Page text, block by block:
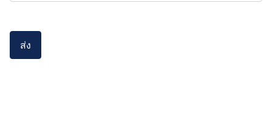
ส่ง